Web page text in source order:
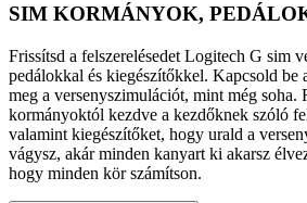
SIM KORMÁNYOK,
Frissítsd a felszerelésedet Logitech G sim
pedálokkal és kiegészítőkkel. Kapcsold be
meg a versenyszimulációt, mint még soha.
kormányoktól kezdve a kezdőknek szóló
valamint kiegészítőket, hogy urald a
vágysz, akár minden kanyart ki akarsz
hogy minden kör számítson.